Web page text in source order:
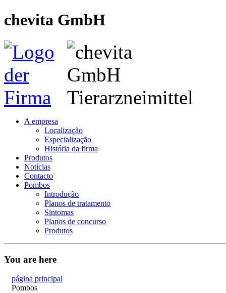
chevita GmbH
A empresa
Localização
Especialização
História da firma
Produtos
Notícias
Contacto
Pombos
Introdução
Planos de tratamento
Sintomas
Planos de concurso
Produtos
You are here
página principal
Pombos